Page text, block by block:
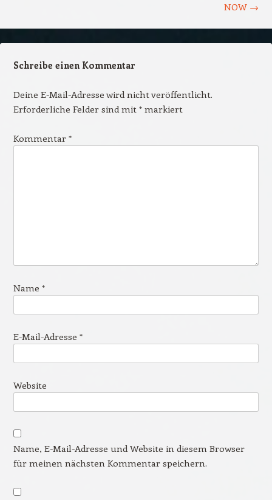
NOW →
Schreibe einen Kommentar
Deine E-Mail-Adresse wird nicht veröffentlicht.
Erforderliche Felder sind mit *markiert
Kommentar *
Name *
E-Mail-Adresse *
Website
Name, E-Mail-Adresse und Website in diesem Browser
für meinen nächsten Kommentar speichern.